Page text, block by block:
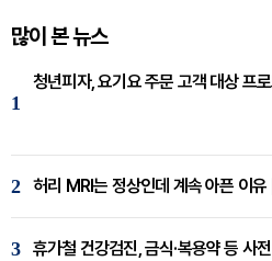
많이 본 뉴스
1
청년피자, 요기요 주문 고객 대상 프
2 허리 MRI는 정상인데 계속 아픈 이
3 휴가철 건강검진, 금식·복용약 등 사